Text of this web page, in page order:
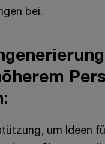
bei.
um Ideen